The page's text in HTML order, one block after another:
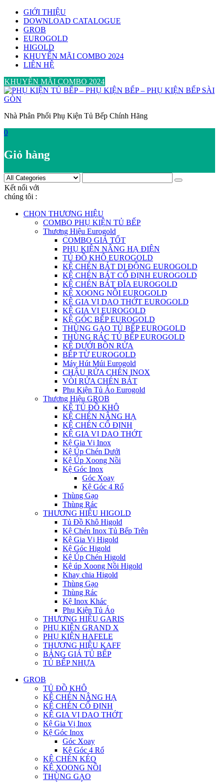
Skip
content
GIỚI THIỆU
DOWNLOAD CATALOGUE
GROB
EUROGOLD
HIGOLD
KHUYẾN MÃI COMBO 2024
LIÊN HỆ
KHUYẾN MÃI COMBO 2024
Nhà Phân Phối Phụ Kiện Tủ Bếp Chính Hãng
0
Giỏ hàng
Kết nối với
chúng tôi :
CHỌN THƯƠNG HIỆU
COMBO PHỤ KIỆN TỦ BẾP
Thương Hiệu Eurogold
COMBO GIÁ TỐT
PHỤ KIỆN NÂNG HẠ ĐIỆN
TỦ ĐỒ KHÔ EUROGOLD
KỆ CHÉN BÁT DI ĐỘNG EUROGOLD
KỆ CHÉN BÁT CỐ ĐỊNH EUROGOLD
KỆ CHÉN BÁT ĐĨA EUROGOLD
KỆ XOONG NỒI EUROGOLD
KỆ GIA VỊ DAO THỚT EUROGOLD
KỆ GIA VỊ EUROGOLD
KỆ GÓC BẾP EUROGOLD
THÙNG GẠO TỦ BẾP EUROGOLD
THÙNG RÁC TỦ BẾP EUROGOLD
KỆ DƯỚI BỒN RỬA
BẾP TỪ EUROGOLD
Máy Hút Múi Eurogold
CHẬU RỬA CHÉN INOX
VÒI RỬA CHÉN BÁT
Phụ Kiện Tủ Áo Eurogold
Thương Hiệu GROB
KỆ TỦ ĐỒ KHÔ
KỆ CHÉN NÂNG HẠ
KỆ CHÉN CỐ ĐỊNH
KỆ GIA VỊ DAO THỚT
Kệ Gia Vị Inox
Kệ Úp Chén Dưới
Kệ Úp Xoong Nồi
Kệ Góc Inox
Góc Xoay
Kệ Góc 4 Rổ
Thùng Gạo
Thùng Rác
THƯƠNG HIỆU HIGOLD
Tủ Đồ Khô Higold
Kệ Chén Inox Tủ Bếp Trên
Kệ Gia Vị Higold
Kệ Góc Higold
Kệ Úp Chén Higold
Kệ úp Xoong Nồi Higold
Khay chia Higold
Thùng Gạo
Thùng Rác
Kệ Inox Khác
Phụ Kiện Tủ Áo
THƯƠNG HIỆU GARIS
PHỤ KIỆN GRAND X
PHỤ KIỆN HAFELE
THƯƠNG HIỆU KAFF
BẢNG GIÁ TỦ BẾP
TỦ BẾP NHỰA
GROB
TỦ ĐỒ KHÔ
KỆ CHÉN NÂNG HẠ
KỆ CHÉN CỐ ĐỊNH
KỆ GIA VỊ DAO THỚT
Kệ Gia Vị Inox
Kệ Góc Inox
Góc Xoay
Kệ Góc 4 Rổ
KỆ CHÉN KÉO
KỆ XOONG NỒI
THÙNG GẠO